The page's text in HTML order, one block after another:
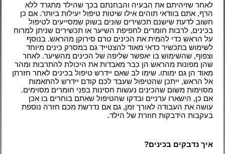
לאחר שזיהיתם את הבעיה והבחנתם בכך שהילד מתגרד ללא
הרף, אתם בוודאי תוהים אילו שיטות טיפול יעילות ביותר. אם כן
חשוב לדעת שישנם תכשירים שונים בשוק שמסייעים לטיפול
בכינים, לרבות חומרים לחפיפת השיער או תכשירים שניתן למרוח
על הראש כדי להמית את הכינים טרם סירוקן מהראש. בנוסף
לשימוש בתכשיר כדאי מאוד להצטייד גם במסרק כינים מיוחד
וצפוף, שהשימוש בו יאפשר שליפה של הכינים מהשיער. לאחר
שהן מפונות מהראש הן כבר מאבדות את היכולת להתרבות ומהר
מאוד הן גם ימותו. שימו לב שאם יידרש טיפול בכינים לאחר חזרתן
אל הראש, ייתכן שהטיפול שעבד לכם קודם יידרש להתאמות
מסוימות משום שהכינים נעשות חסינות בפני חומרים מסוימים.
אם כן, הישארו ערניים ובדקו שהטיפול שאתם בוחרים בו אכן
עושה את העבודה לאורך זמן, גם אם נדרשת מכם חזרה נוספת
בעקבות הידבקות חוזרת של הילד.
איך נדבקים בכינים?